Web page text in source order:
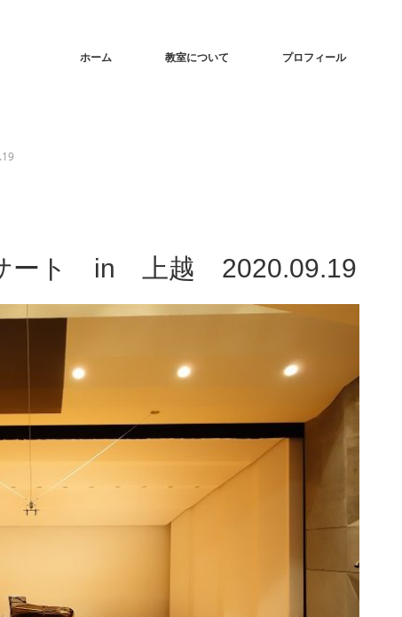
ホーム 教室について プロフィール
ート in 上越 2020.09.19